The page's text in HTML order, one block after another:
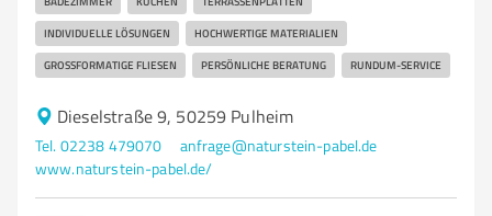
INDIVIDUELLE LÖSUNGEN HOCHWERTIGE MATERIALIEN
GROSSFORMATIGE FLIESEN PERSÖNLICHE BERATUNG RUNDUM-SERVICE
Dieselstraße 9, 50259 Pulheim
Tel. 02238 479070
anfrage@naturstein-pabel.de
www.naturstein-pabel.de/